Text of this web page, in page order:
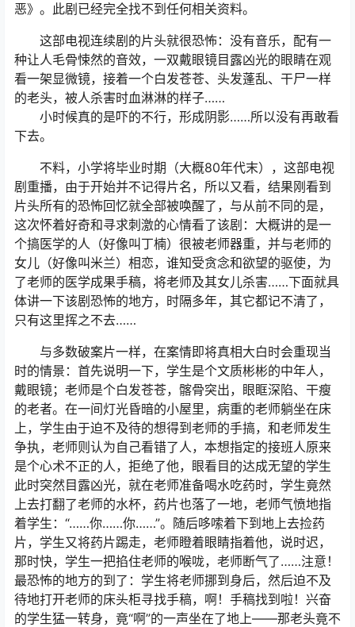
恶》。此剧已经完全找不到任何相关资料。
这部电视连续剧的片头就很恐怖：没有音乐，配有一
种让人毛骨悚然的音效，一双戴眼镜目露凶光的眼睛在观
看一架显微镜，接着一个白发苍苍、头发蓬乱、干尸一样
的老头，被人杀害时血淋淋的样子……
小时候真的是吓的不行，形成阴影……所以没有再敢看
下去。
不料，小学将毕业时期（大概80年代末），这部电视
剧重播，由于开始并不记得片名，所以又看，结果刚看到
片头所有的恐怖回忆就全部被唤醒了，与从前不同的是，
这次怀着好奇和寻求刺激的心情看了该剧：大概讲的是一
个搞医学的人（好像叫丁楠）很被老师器重，并与老师的
女儿（好像叫米兰）相恋，谁知受贪念和欲望的驱使，为
了老师的医学成果手稿，将老师及其女儿杀害……下面就具
体讲一下该剧恐怖的地方，时隔多年，其它都记不清了，
只有这里挥之不去……
与多数破案片一样，在案情即将真相大白时会重现当
时的情景：首先说明一下，学生是个文质彬彬的中年人，
戴眼镜；老师是个白发苍苍，髂骨突出，眼眶深陷、干瘦
的老者。在一间灯光昏暗的小屋里，病重的老师躺坐在床
上，学生由于迫不及待的想得到老师的手搞，和老师发生
争执，老师则认为自己看错了人，本想指定的接班人原来
是个心术不正的人，拒绝了他，眼看目的达成无望的学生
此时突然目露凶光，就在老师准备喝水吃药时，学生竟然
上去打翻了老师的水杯，药片也落了一地，老师气愤地指
着学生：“……你……你……”。随后哆嗦着下到地上去捡药
片，学生又将药片踢走，老师瞪着眼睛指着他，说时迟，
那时快，学生一把掐住老师的喉咙，老师断气了……注意！
最恐怖的地方的到了：学生将老师挪到身后，然后迫不及
待地打开老师的床头柜寻找手稿，啊！手稿找到啦！兴奋
的学生猛一转身，竟“啊”的一声坐在了地上——那老头竟不